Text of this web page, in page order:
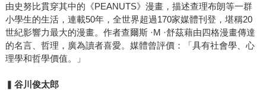
由史努比貫穿其中的《PEANUTS》漫畫，描述查理布朗等一群
小學生的生活，連載50年，全世界超過170家媒體刊登，堪稱20
世紀影響力最大的漫畫。作者查爾斯 ·M ·舒茲藉由四格漫畫傳達
的名言、哲理，廣為讀者喜愛。媒體曾評價：「具有社會學、心
理學和哲學價值。」
▍ 谷川俊太郎